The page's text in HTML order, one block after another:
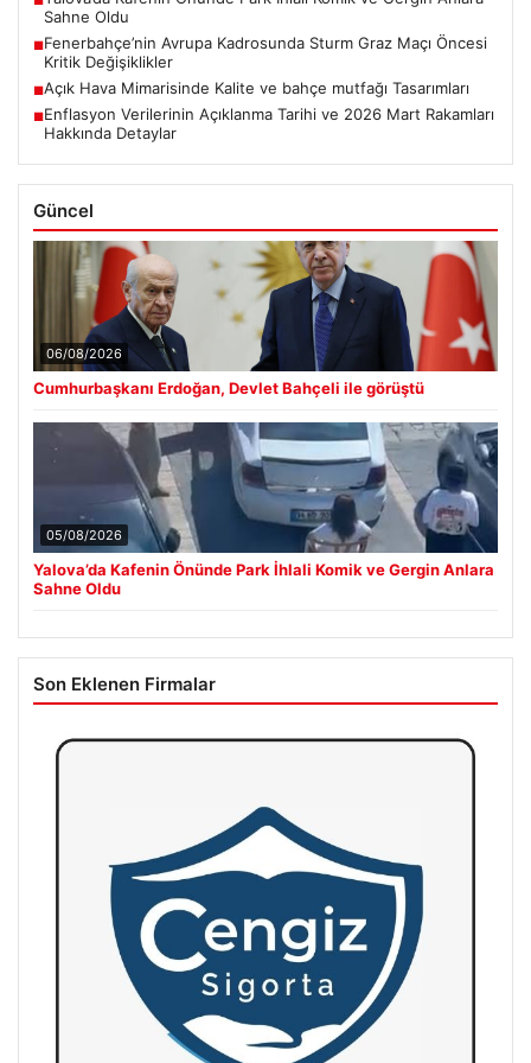
Sahne Oldu
■Fenerbahçe’nin Avrupa Kadrosunda Sturm Graz Maçı Öncesi
Kritik Değişiklikler
■Açık Hava Mimarisinde Kalite ve bahçe mutfağı Tasarımları
■Enflasyon Verilerinin Açıklanma Tarihi ve 2026 Mart Rakamları
Hakkında Detaylar
Güncel
06/08/2026
Cumhurbaşkanı Erdoğan, Devlet Bahçeli ile görüştü
05/08/2026
Yalova’da Kafenin Önünde Park İhlali Komik ve Gergin Anlara
Sahne Oldu
Son Eklenen Firmalar